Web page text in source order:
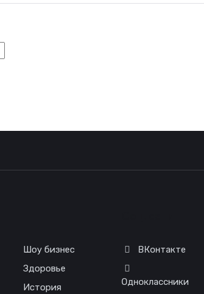
Шоу бизнес
Здоровье
История
ВКонтакте
Одноклассники